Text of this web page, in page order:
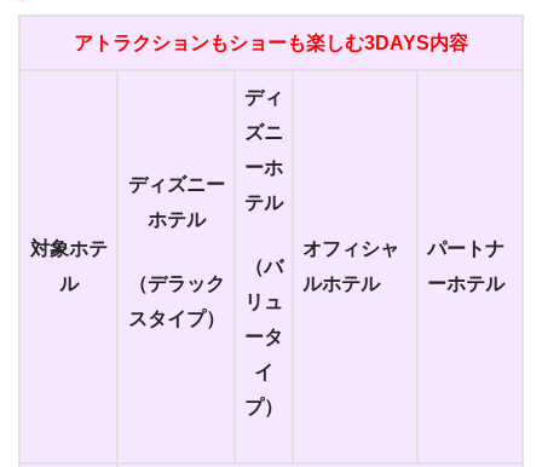
アトラクションもショーも楽しむ3DAYS内容
対象ホテ
ル
ディズニー
ホテル
（デラック
スタイプ）
ディ
ズニ
ーホ
テル
（バ
リュ
ータ
イ
プ）
オフィシャ
ルホテル
パートナ
ーホテル